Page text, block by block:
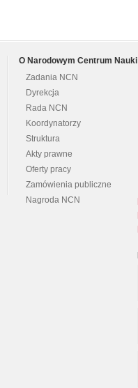
O Narodowym Centrum Nauki
Zadania NCN
Dyrekcja
Rada NCN
Koordynatorzy
Struktura
Akty prawne
Oferty pracy
Zamówienia publiczne
Nagroda NCN